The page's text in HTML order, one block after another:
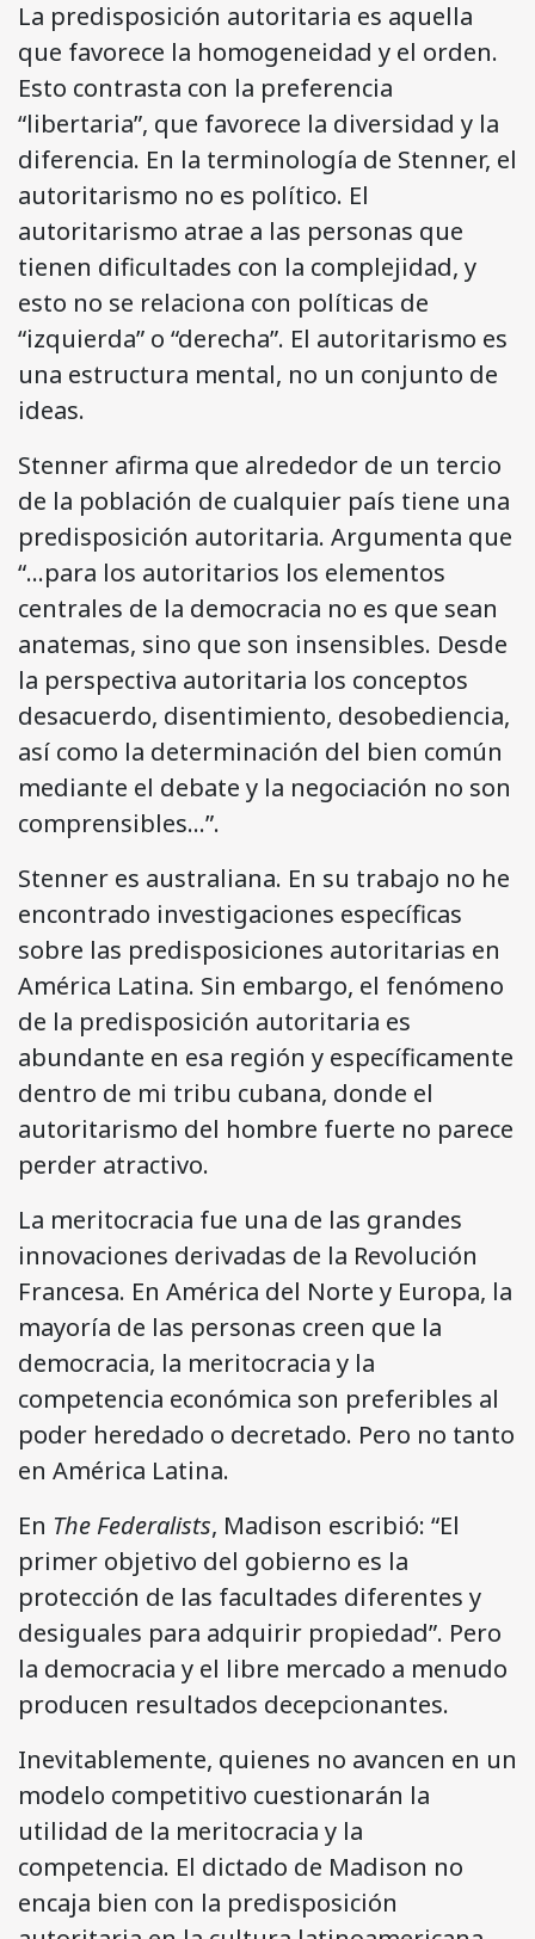
La predisposición autoritaria es aquella
que favorece la homogeneidad y el orden.
Esto contrasta con la preferencia
“libertaria”, que favorece la diversidad y la
diferencia. En la terminología de Stenner, el
autoritarismo no es político. El
autoritarismo atrae a las personas que
tienen dificultades con la complejidad, y
esto no se relaciona con políticas de
“izquierda” o “derecha”. El autoritarismo es
una estructura mental, no un conjunto de
ideas.
Stenner afirma que alrededor de un tercio
de la población de cualquier país tiene una
predisposición autoritaria. Argumenta que
“…para los autoritarios los elementos
centrales de la democracia no es que sean
anatemas, sino que son insensibles. Desde
la perspectiva autoritaria los conceptos
desacuerdo, disentimiento, desobediencia,
así como la determinación del bien común
mediante el debate y la negociación no son
comprensibles…”.
Stenner es australiana. En su trabajo no he
encontrado investigaciones específicas
sobre las predisposiciones autoritarias en
América Latina. Sin embargo, el fenómeno
de la predisposición autoritaria es
abundante en esa región y específicamente
dentro de mi tribu cubana, donde el
autoritarismo del hombre fuerte no parece
perder atractivo.
La meritocracia fue una de las grandes
innovaciones derivadas de la Revolución
Francesa. En América del Norte y Europa, la
mayoría de las personas creen que la
democracia, la meritocracia y la
competencia económica son preferibles al
poder heredado o decretado. Pero no tanto
en América Latina.
En The Federalists, Madison escribió: “El
primer objetivo del gobierno es la
protección de las facultades diferentes y
desiguales para adquirir propiedad”. Pero
la democracia y el libre mercado a menudo
producen resultados decepcionantes.
Inevitablemente, quienes no avancen en un
modelo competitivo cuestionarán la
utilidad de la meritocracia y la
competencia. El dictado de Madison no
encaja bien con la predisposición